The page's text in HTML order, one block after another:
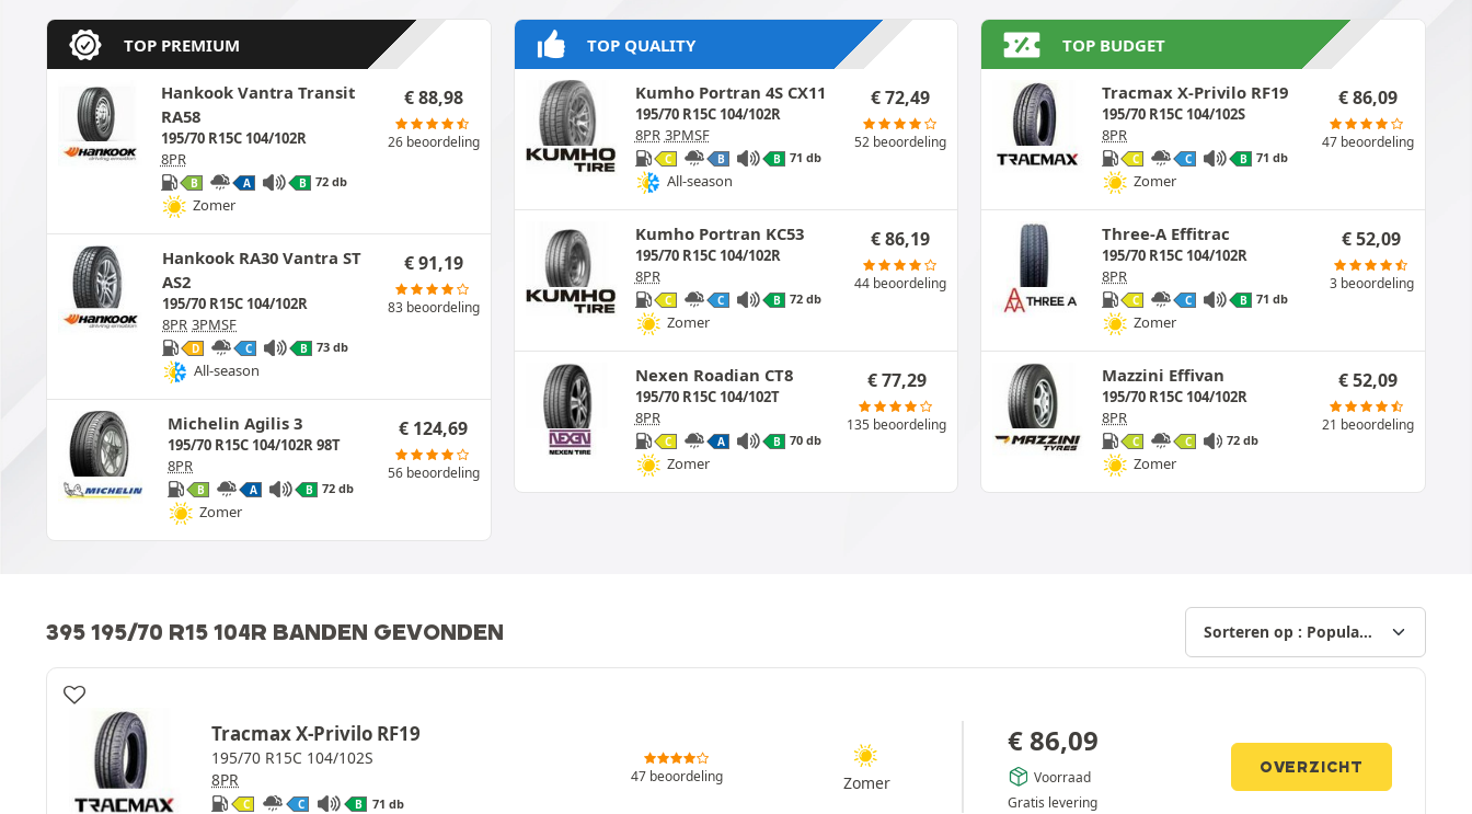
TOP PREMIUM
Hankook Vantra Transit
RA58
195/70 R15C 104/102R
8PR
B A B 72 db
Zomer
€88,98
26 beoordeling
Hankook RA30 Vantra ST
AS2
195/70 R15C 104/102R
8PR 3PMSF
D C B 73 db
All-season
€91,19
83 beoordeling
Michelin Agilis 3
195/70 R15C 104/102R 98T
8PR
B A B 72 db
Zomer
€ 124,69
56 beoordeling
TOP QUALITY
Kumho Portran 4S CX11
195/70 R15C 104/102R
8PR 3PMSF
C B B 71 db
All-season
€72,49
52 beoordeling
Kumho Portran KC53
195/70 R15C 104/102R
8PR
C C B 72 db
Zomer
€86,19
44 beoordeling
Nexen Roadian CT8
195/70 R15C 104/102T
8PR
C A B 70 db
Zomer
€77,29
135 beoordeling
TOP BUDGET
Tracmax X-Privilo RF19
195/70 R15C 104/102S
8PR
C C B 71 db
Zomer
€86,09
47 beoordeling
Three-A Effitrac
195/70 R15C 104/102R
8PR
C C B 71 db
Zomer
€ 52,09
3 beoordeling
Mazzini Effivan
195/70 R15C 104/102R
8PR
C C 72 db
Zomer
€52,09
21 beoordeling
395 195/70 R15 104R BANDEN GEVONDEN
Tracmax X-Privilo RF19
195/70 R15C 104/102S
8PR
C C B 71 db
47 beoordeling Zomer
€ 86,09
Voorraad
Gratis levering
OVERZICHT